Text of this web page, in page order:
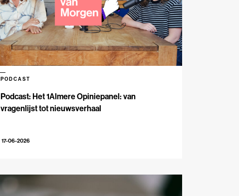
Podcast: Het 1Almere Opiniepanel: van
vragenlijst tot nieuwsverhaal
PODCAST
17-06-2026